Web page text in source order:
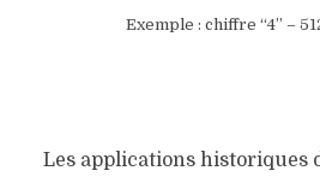
Exemple : chiffre “4” –
Les applications historiques